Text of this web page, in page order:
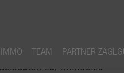
TEAM PARTNER
zur Immobilie